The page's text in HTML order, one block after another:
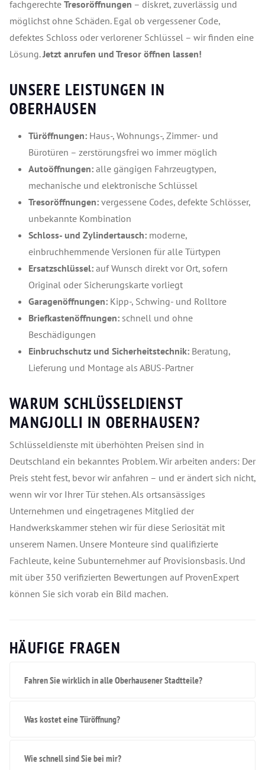
fachgerechte Tresoröffnungen – diskret, zuverlässig und
möglichst ohne Schäden. Egal ob vergessener Code,
defektes Schloss oder verlorener Schlüssel – wir finden eine
Lösung.Jetzt anrufen und Tresor öffnen lassen!
UNSERE LEISTUNGEN IN
OBERHAUSEN
Türöffnungen: Haus-, Wohnungs-, Zimmer- und
Bürotüren – zerstörungsfrei wo immer möglich
Autoöffnungen: alle gängigen Fahrzeugtypen,
mechanische und elektronische Schlüssel
Tresoröffnungen: vergessene Codes, defekte Schlösser,
unbekannte Kombination
Schloss- und Zylindertausch: moderne,
einbruchhemmende Versionen für alle Türtypen
Ersatzschlüssel: auf Wunsch direkt vor Ort, sofern
Original oder Sicherungskarte vorliegt
Garagenöffnungen: Kipp-, Schwing- und Rolltore
Briefkastenöffnungen: schnell und ohne
Beschädigungen
Einbruchschutz und Sicherheitstechnik: Beratung,
Lieferung und Montage als ABUS-Partner
WARUM SCHLÜSSELDIENST
MANGJOLLI IN OBERHAUSEN?
Schlüsseldienste mit überhöhten Preisen sind in
Deutschland ein bekanntes Problem. Wir arbeiten anders: Der
Preis steht fest, bevor wir anfahren – und er ändert sich nicht,
wenn wir vor Ihrer Tür stehen. Als ortsansässiges
Unternehmen und eingetragenes Mitglied der
Handwerkskammer stehen wir für diese Seriosität mit
unserem Namen. Unsere Monteure sind qualifizierte
Fachleute, keine Subunternehmer auf Provisionsbasis. Und
mit über 350 verifizierten Bewertungen auf ProvenExpert
können Sie sich vorab ein Bild machen.
HÄUFIGE FRAGEN
Fahren Sie wirklich in alle Oberhausener Stadtteile?
Was kostet eine Türöffnung?
Wie schnell sind Sie bei mir?